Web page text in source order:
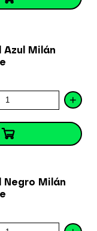
Milán
+
Milán